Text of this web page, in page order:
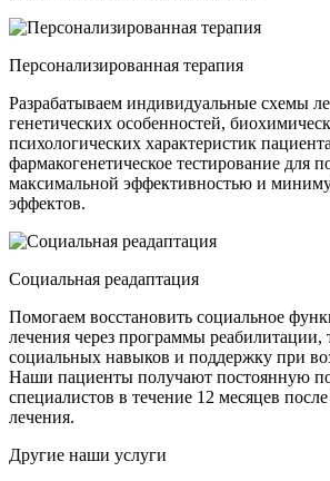
Персонализированная терапия
Разрабатываем индивидуальные схемы
генетических особенностей,
психологических характеристик
фармакогенетическое тестирование для
максимальной эффективностью и
эффектов.
Социальная реадаптация
Помогаем восстановить социальное
лечения через программы реабилитации,
социальных навыков и поддержку при
Наши пациенты получают постоянную
специалистов в течение 12 месяцев
лечения.
Другие наши услуги